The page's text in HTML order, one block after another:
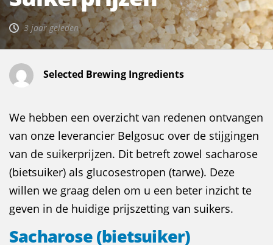
3 jaar geleden
Selected Brewing Ingredients
We hebben een overzicht van redenen ontvangen
van onze leverancier Belgosuc over de stijgingen
van de suikerprijzen. Dit betreft zowel sacharose
(bietsuiker) als glucosestropen (tarwe). Deze
willen we graag delen om u een beter inzicht te
geven in de huidige prijszetting van suikers.
Sacharose (bietsuiker)